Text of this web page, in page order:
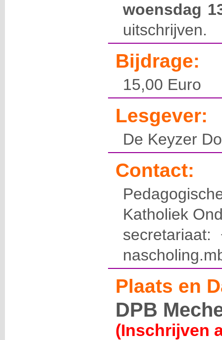
woensdag
uitschrijven.
Bijdrage:
15,00 Euro
Lesgever:
De Keyzer
Contact:
Katholiek
Plaats en
DPB
(Inschrijven